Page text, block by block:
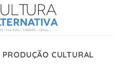
PRODUÇÃO CULTURAL